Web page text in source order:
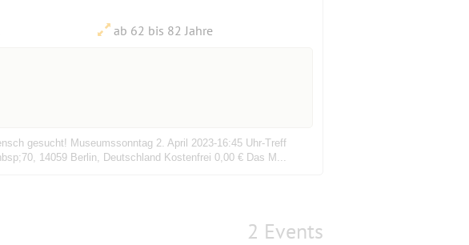
ab 62 bis 82 Jahre
gesucht! Museumssonntag 2. April 2023-16:45 Uhr-Treff
14059 Berlin, Deutschland Kostenfrei 0,00 € Das M...
2 Events